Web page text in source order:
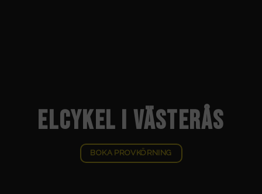
ELCYKEL I VÄSTERÅS
BOKA PROVKÖRNING